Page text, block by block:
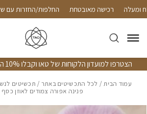
Skip to Contentרכישה מאובטחת החלפות/החזרות
הצטרפו למועדון הלקוחות של טאו וקבלו 10% הנחה ישירות למייל!
עמוד הבית/ לכל התכשיטים באתר / תכשיטים
פנינה אפורה צמודים לאוזן כסף 925
בחזרה למעלה